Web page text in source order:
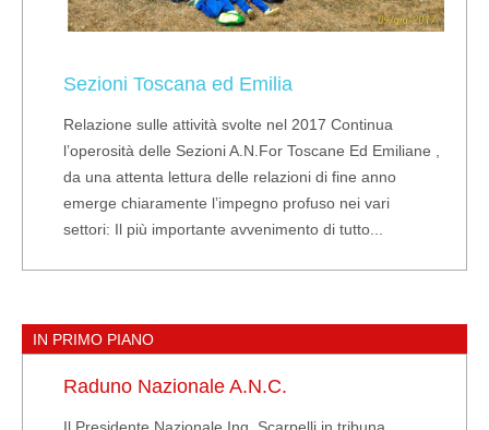
Sezioni Toscana ed Emilia
Relazione sulle attività svolte nel 2017 Continua
l’operosità delle Sezioni A.N.For Toscane Ed Emiliane ,
da una attenta lettura delle relazioni di fine anno
emerge chiaramente l’impegno profuso nei vari
settori: Il più importante avvenimento di tutto...
IN PRIMO PIANO
Raduno Nazionale A.N.C.
Il Presidente Nazionale Ing. Scarpelli in tribuna